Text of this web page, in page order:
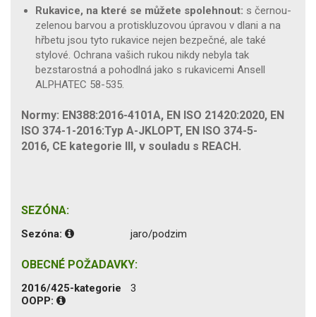
Rukavice, na které se můžete spolehnout: s černou-
zelenou barvou a protiskluzovou úpravou v dlani a na
hřbetu jsou tyto rukavice nejen bezpečné, ale také
stylové. Ochrana vašich rukou nikdy nebyla tak
bezstarostná a pohodlná jako s rukavicemi Ansell
ALPHATEC 58-535.
Normy: EN388:2016-4101A, EN ISO 21420:2020, EN
ISO 374-1-2016:Typ A-JKLOPT, EN ISO 374-5-
2016, CE kategorie III, v souladu s REACH.
SEZÓNA:
Sezóna: jaro/podzim
OBECNÉ POŽADAVKY:
2016/425-kategorie
OOPP:
3